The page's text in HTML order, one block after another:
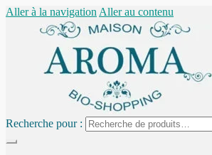
Aller à la navigation Aller au contenu
Recherche pour :